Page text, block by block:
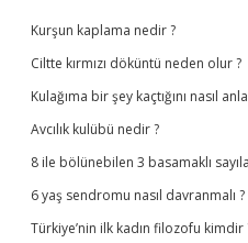
Kurşun kaplama nedir ?
Ciltte kırmızı döküntü neden olur ?
Kulağıma bir şey kaçtığını nasıl
Avcılık kulübü nedir ?
8 ile bölünebilen 3 basamaklı
6 yaş sendromu nasıl davranmalı ?
Türkiye’nin ilk kadın filozofu kimdir